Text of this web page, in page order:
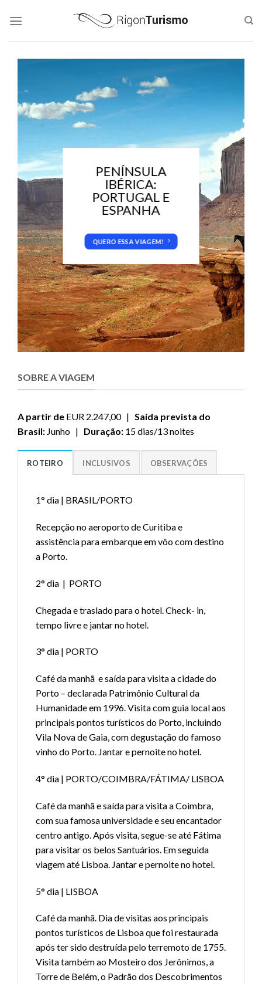
PENÍNSULA
IBÉRICA:
PORTUGAL E
ESPANHA
QUERO ESSA VIAGEM!
SOBRE A VIAGEM
A partir de EUR 2.247,00 | Saída prevista do
Brasil: Junho | Duração: 15 dias/13 noites
ROTEIRO INCLUSIVOS OBSERVAÇÕES
1° dia | BRASIL/PORTO
Recepção no aeroporto de Curitiba e
assistência para embarque em vôo com destino
a Porto.
2° dia | PORTO
Chegada e traslado para o hotel. Check- in,
tempo livre e jantar no hotel.
3° dia | PORTO
Café da manhã e saída para visita a cidade do
Porto – declarada Patrimônio Cultural da
Humanidade em 1996. Visita com guia local aos
principais pontos turísticos do Porto, incluindo
Vila Nova de Gaia, com degustação do famoso
vinho do Porto. Jantar e pernoite no hotel.
4° dia | PORTO/COIMBRA/FÁTIMA/ LISBOA
Café da manhã e saída para visita a Coimbra,
com sua famosa universidade e seu encantador
centro antigo. Após visita, segue-se até Fátima
para visitar os belos Santuários. Em seguida
viagem até Lisboa. Jantar e pernoite no hotel.
5° dia | LISBOA
Café da manhã. Dia de visitas aos principais
pontos turísticos de Lisboa que foi restaurada
após ter sido destruída pelo terremoto de 1755.
Visita também ao Mosteiro dos Jerônimos, a
Torre de Belém, o Padrão dos Descobrimentos